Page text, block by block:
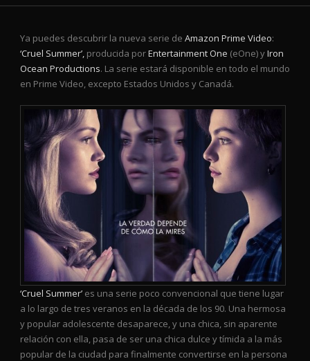
Ya puedes descubrir la nueva serie de Amazon Prime Video:
‘Cruel Summer’, producida porEntertainment One (eOne) yIron
Ocean Productions. La serie estará disponible en todo el mundo
en Prime Video, excepto Estados Unidos y Canadá.
‘Cruel Summer’ es una serie poco convencional que tiene lugar
a lo largo de tres veranos en la década de los 90. Una hermosa
y popular adolescente desaparece, y una chica, sin aparente
relación con ella, pasa de ser una chica dulce y tímida a la más
popular de la ciudad para finalmente convertirse en la persona